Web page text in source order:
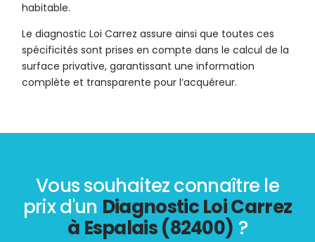
habitable.
Le diagnostic Loi Carrez assure ainsi que toutes ces
spécificités sont prises en compte dans le calcul de la
surface privative, garantissant une information
complète et transparente pour l’acquéreur.
Vous souhaitez connaître le
prix d'un Diagnostic Loi Carrez
à Espalais (82400) ?